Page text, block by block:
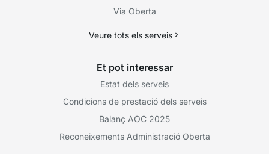
Via Oberta
Veure tots els serveis
Et pot interessar
Estat dels serveis
Condicions de prestació dels serveis
Balanç AOC 2025
Reconeixements Administració Oberta